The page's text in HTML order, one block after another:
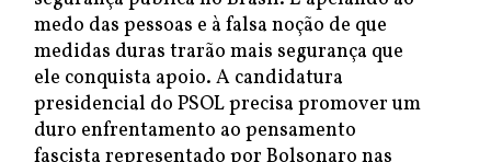
medo das pessoas e à falsa noção de que
medidas duras trarão mais segurança que
ele conquista apoio. A candidatura
presidencial do PSOL precisa promover um
duro enfrentamento ao pensamento